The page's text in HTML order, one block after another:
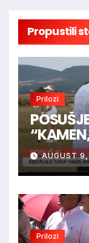
Propustili
Prilozi
AUGUST
Prilozi